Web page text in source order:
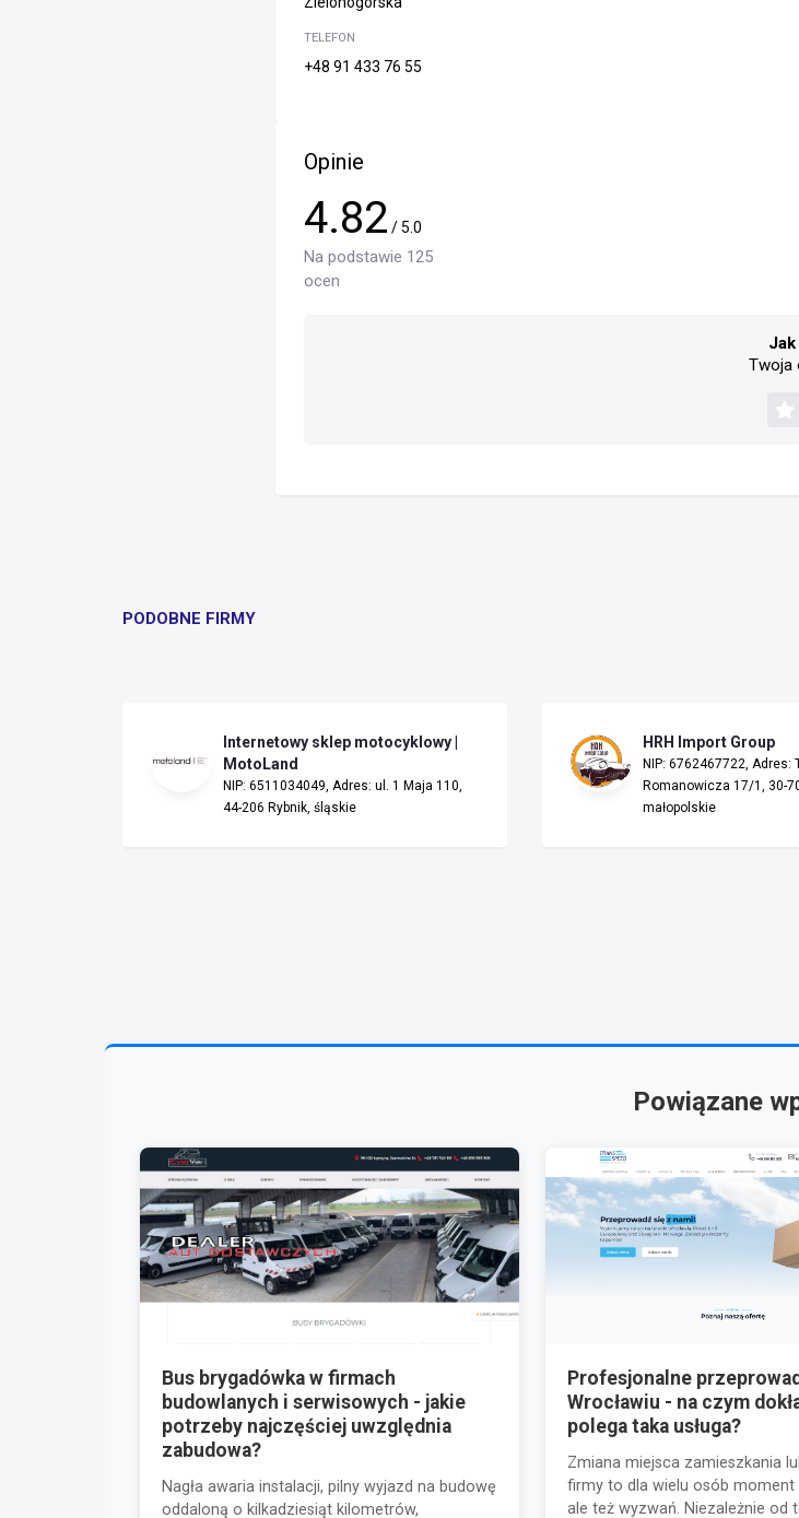
TELEFON
+48 91 433 76 55
Opinie
4.82 / 5.0
Na podstawie 125
ocen
Twoja
PODOBNE FIRMY
Internetowy sklep motocyklowy |
MotoLand
NIP: 6511034049, Adres: ul. 1 Maja 110,
44-206 Rybnik, śląskie
HRH Import Group
NIP: 6762467722, Adres:
Romanowicza 17/1, 30-
małopolskie
Powiązane
Bus brygadówka w firmach
budowlanych i serwisowych - jakie
potrzeby najczęściej uwzględnia
zabudowa?
Nagła awaria instalacji, pilny wyjazd na budowę
oddaloną o kilkadziesiąt kilometrów,
Profesjonalne
Wrocławiu - na czym
polega taka usługa?
Zmiana miejsca zamieszkania
firmy to dla wielu osób moment
ale też wyzwań. Niezależnie od